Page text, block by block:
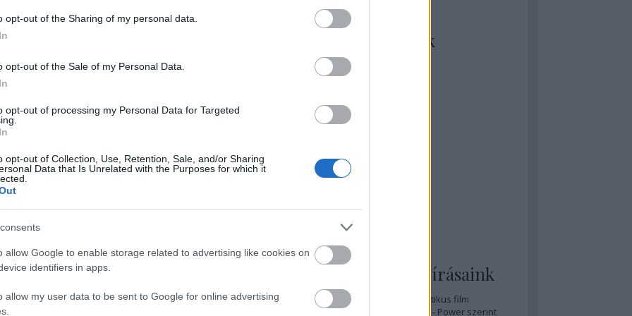
opt-out of the Sharing of my personal data.
opt-out of the Sale of my Personal Data.
opt-out of processing my Personal Data for Targeted
opt-out of Collection, Use, Retention, Sale, and/or Sharing
Data that Is Unrelated with the Purposes for which it
allow Google to enable storage related to advertising like cookies on
identifiers in apps.
allow my user data to be sent to Google for online advertising
hortyog. Van viszont egy olyan réteg, ami
Oculus mutat. Az Oculus, csakúgy, mint az
kivitelezésében viszont nem követi a
unalmasnak fogják tartani. Bár a viszonylag
a maximumot, mégsem képes átlagon felüli
Emiatt az Oculus, bár idővel minden bizonnyal
valószinű, hogy most képes meghódítani a
nagy reménysége továbbra is, következő
részéről vágom a centit.
filmkritikák
Akiket szívesen
nézünk/olvasunk
Borosta szerint
DarkSide Joint
Filmbook
Filmtrailer
Mozi Mánia app
Nézze meg az ember!
Jus & Calzone
A legolvasottabb írásaink
A 20 legjobb posztapokaliptikus film
A 15 legjobb időutazós film - Power szerint